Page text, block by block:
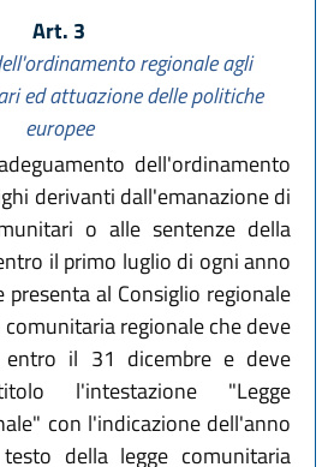
Art. 3
regionale agli
ed attuazione delle politiche
europee
dell'ordinamento
derivanti dall'emanazione di
o alle sentenze della
il primo luglio di ogni anno
presenta al Consiglio regionale
regionale che deve
entro il 31 dicembre e deve
l'intestazione "Legge
con l'indicazione dell'anno
della legge comunitaria